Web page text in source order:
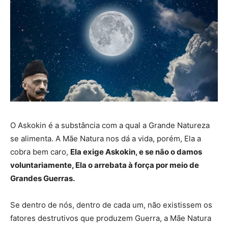
O Askokin é a substância com a qual a Grande Natureza
se alimenta. A Mãe Natura nos dá a vida, porém, Ela a
cobra bem caro, Ela exige Askokin, e se não o damos
voluntariamente, Ela o arrebata à força por meio de
Grandes Guerras.
Se dentro de nós, dentro de cada um, não existissem os
fatores destrutivos que produzem Guerra, a Mãe Natura